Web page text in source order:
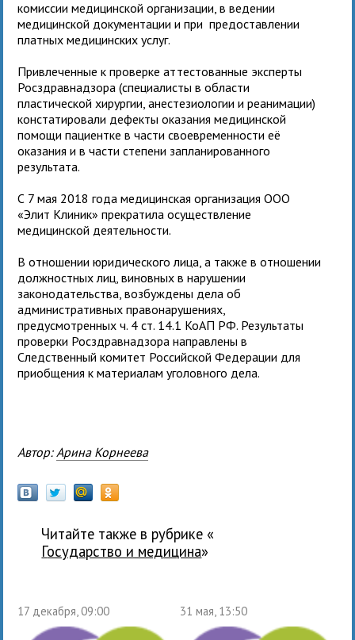
комиссии медицинской организации, в ведении
медицинской документации и при предоставлении
платных медицинских услуг.
Привлеченные к проверке аттестованные эксперты
Росздравнадзора (специалисты в области
пластической хирургии, анестезиологии и реанимации)
констатировали дефекты оказания медицинской
помощи пациентке в части своевременности её
оказания и в части степени запланированного
результата.
С 7 мая 2018 года медицинская организация ООО
«Элит Клиник» прекратила осуществление
медицинской деятельности.
В отношении юридического лица, а также в отношении
должностных лиц, виновных в нарушении
законодательства, возбуждены дела об
административных правонарушениях,
предусмотренных ч. 4 ст. 14.1 КоАП РФ. Результаты
проверки Росздравнадзора направлены в
Следственный комитет Российской Федерации для
приобщения к материалам уголовного дела.
Автор: Арина Корнеева
Читайте также в рубрике «
государство и медицина»
17 декабря, 09:00 31 мая, 13:50